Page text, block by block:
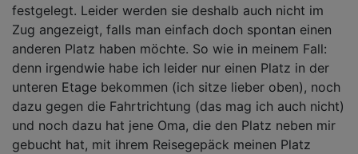
festgelegt. Leider werden sie deshalb auch nicht im
Zug angezeigt, falls man einfach doch spontan einen
anderen Platz haben möchte. So wie in meinem Fall:
denn irgendwie habe ich leider nur einen Platz in der
unteren Etage bekommen (ich sitze lieber oben), noch
dazu gegen die Fahrtrichtung (das mag ich auch nicht)
und noch dazu hat jene Oma, die den Platz neben mir
gebucht hat, mit ihrem Reisegepäck meinen Platz